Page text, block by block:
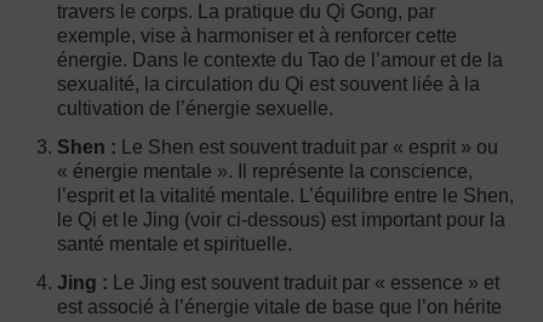
travers le corps. La pratique du Qi Gong, par
exemple, vise à harmoniser et à renforcer cette
énergie. Dans le contexte du Tao de l’amour et de la
sexualité, la circulation du Qi est souvent liée à la
cultivation de l’énergie sexuelle.
Shen : Le Shen est souvent traduit par « esprit » ou
« énergie mentale ». Il représente la conscience,
l’esprit et la vitalité mentale. L’équilibre entre le Shen,
le Qi et le Jing (voir ci-dessous) est important pour la
santé mentale et spirituelle.
Jing : Le Jing est souvent traduit par « essence » et
est associé à l’énergie vitale de base que l’on hérite